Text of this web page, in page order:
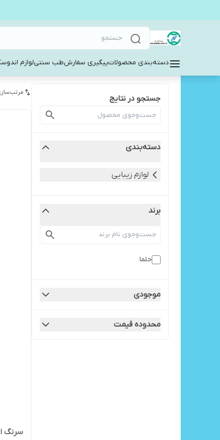
دسته‌بندی محصولاتپیگیری سفارشطب سنتیلوازم
جستجو در نتایج
دسته‌بندی
لوازم زیبایی
برند
حلما
موجودی
محدوده قیمت
سرنگ